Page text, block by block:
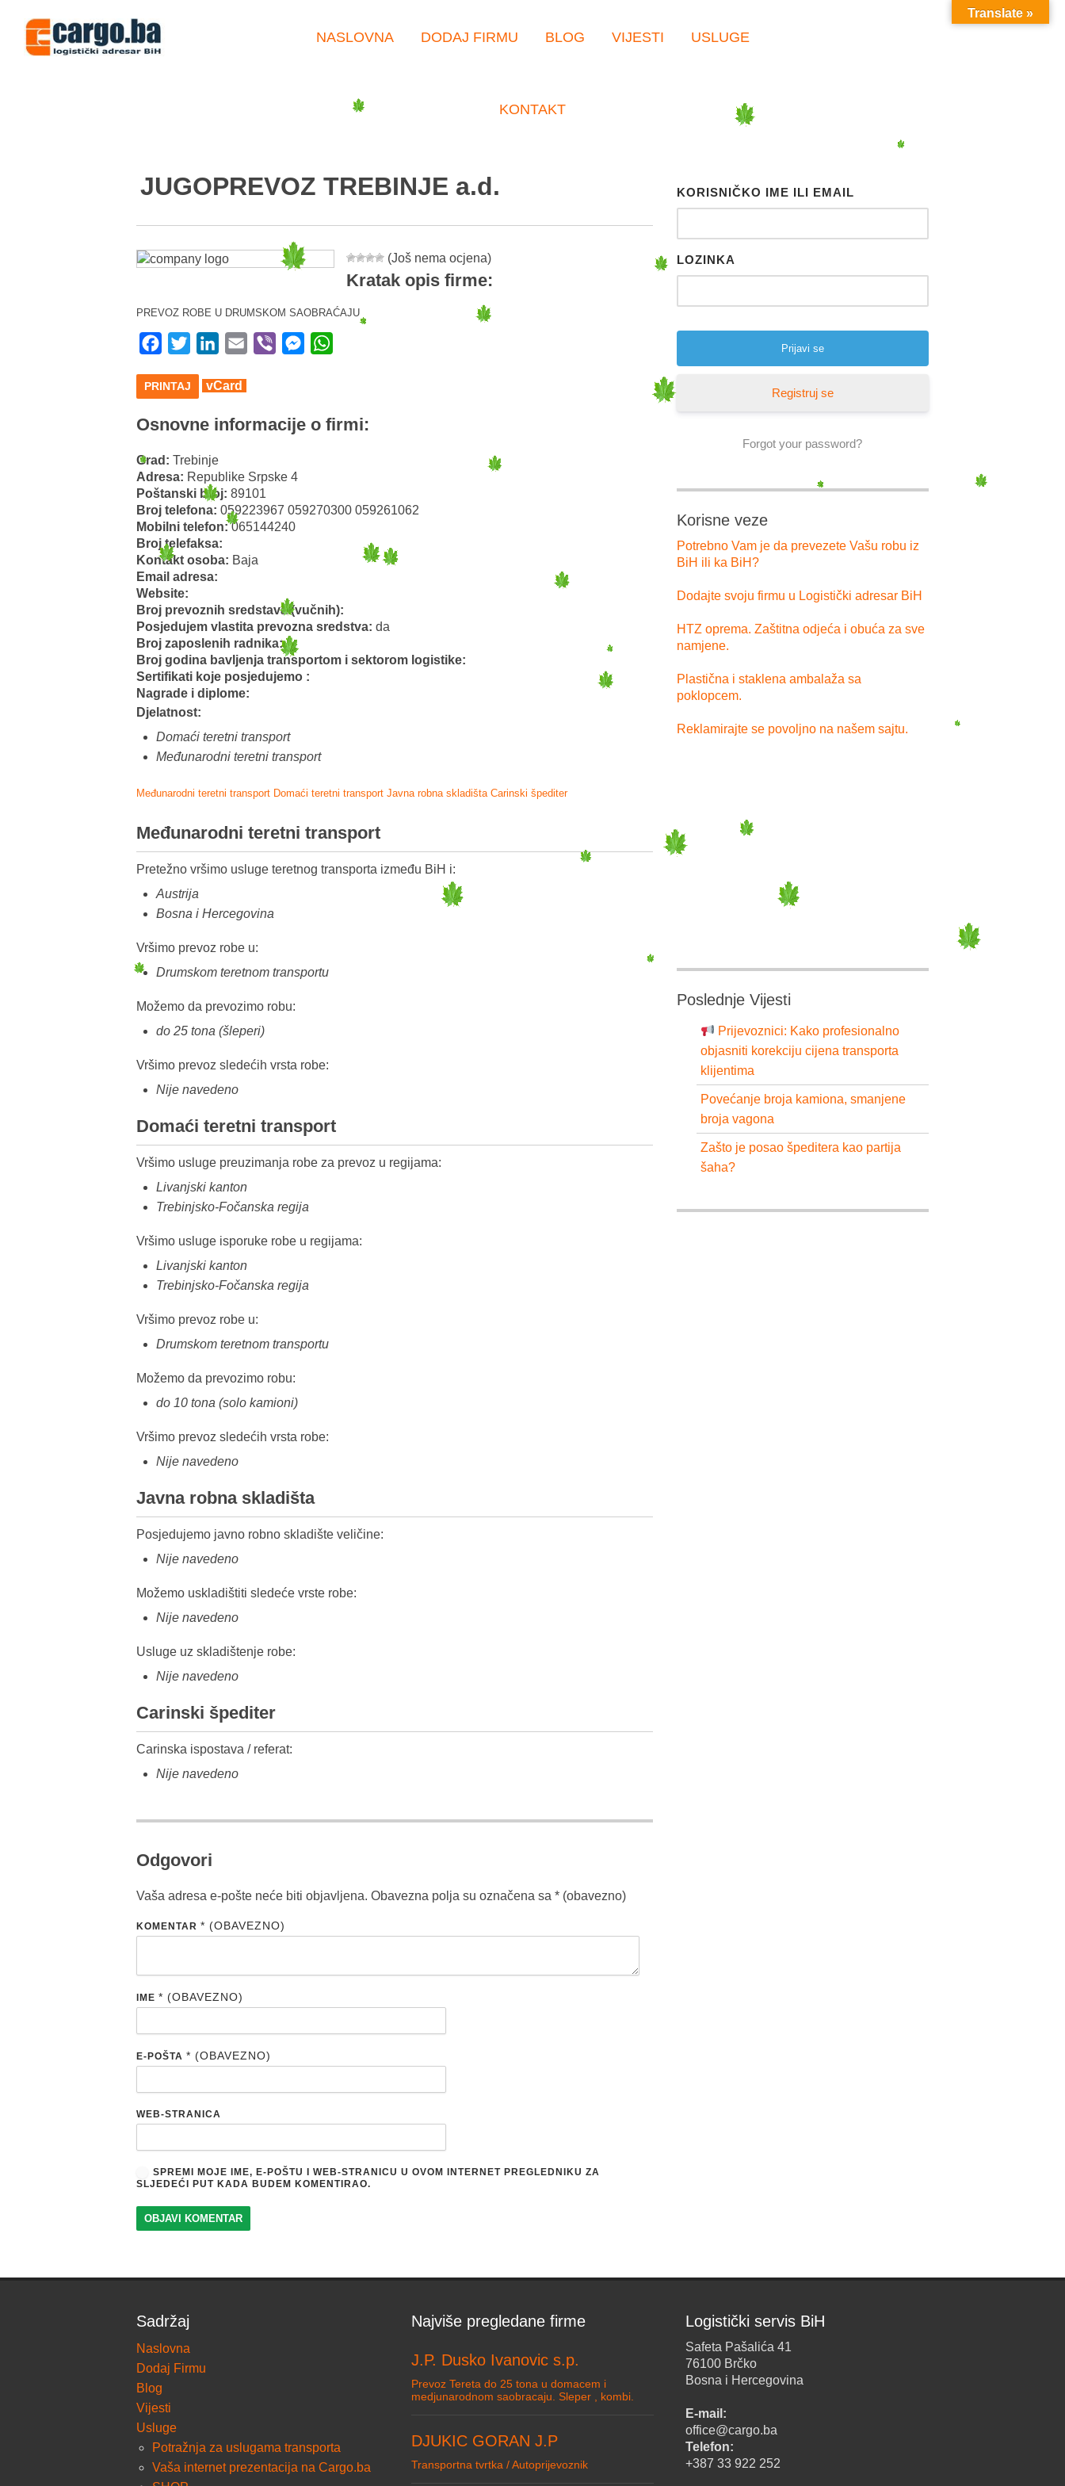
NASLOVNA DODAJ FIRMU BLOG VIJESTI USLUGE
KONTAKT
JUGOPREVOZ TREBINJE a.d.
(Još nema ocjena)
Kratak opis firme:
PREVOZ ROBE U DRUMSKOM SAOBRAĆAJU
Facebook
Twitter LinkedIn
Email Viber Messenger
PRINTAJ vCard
Osnovne informacije o firmi:
Grad: Trebinje
Adresa: Republike Srpske 4
Poštanski broj: 89101
Broj telefona: 059223967 059270300 059261062
Mobilni telefon:065144240
Broj telefaksa:
Kontakt osoba: Baja
Email adresa:
Website:
Broj prevoznih sredstava (vučnih):
Posjedujem vlastita prevozna sredstva: da
Broj zaposlenih radnika:
Broj godina bavljenja transportom i sektorom logistike:
Sertifikati koje posjedujemo :
Nagrade i diplome:
Djelatnost:
Domaći teretni transport
Međunarodni teretni transport
Međunarodni teretni transport Domaći teretni transport Javna robna skladišta Carinski špediter
Međunarodni teretni transport
Pretežno vršimo usluge teretnog transporta između BiH i:
Austrija
Bosna i Hercegovina
Vršimo prevoz robe u:
Drumskom teretnom transportu
Možemo da prevozimo robu:
do 25 tona (šleperi)
Vršimo prevoz sledećih vrsta robe:
Nije navedeno
Domaći teretni transport
Vršimo usluge preuzimanja robe za prevoz u regijama:
Livanjski kanton
Trebinjsko-Fočanska regija
Vršimo usluge isporuke robe u regijama:
Livanjski kanton
Trebinjsko-Fočanska regija
Vršimo prevoz robe u:
Drumskom teretnom transportu
Možemo da prevozimo robu:
do 10 tona (solo kamioni)
Vršimo prevoz sledećih vrsta robe:
Nije navedeno
Javna robna skladišta
Posjedujemo javno robno skladište veličine:
Nije navedeno
Možemo uskladištiti sledeće vrste robe:
Nije navedeno
Usluge uz skladištenje robe:
Nije navedeno
Carinski špediter
Carinska ispostava / referat:
Nije navedeno
Odgovori
Vaša adresa e-pošte neće biti objavljena. Obavezna polja su označena sa * (obavezno)
KOMENTAR * (OBAVEZNO)
IME * (OBAVEZNO)
E-POŠTA * (OBAVEZNO)
WEB-STRANICA
SPREMI MOJE IME, E-POŠTU I WEB-STRANICU U OVOM INTERNET PREGLEDNIKU ZA
SLJEDEĆI PUT KADA BUDEM KOMENTIRAO.
KORISNIČKO IME ILI EMAIL
LOZINKA
Registruj se
Forgot your password?
Korisne veze
Potrebno Vam je da prevezete Vašu robu iz
BiH ili ka BiH?
Dodajte svoju firmu u Logistički adresar BiH
HTZ oprema. Zaštitna odjeća i obuća za sve
namjene.
Plastična i staklena ambalaža sa
poklopcem.
Reklamirajte se povoljno na našem sajtu.
Poslednje Vijesti
Prijevoznici: Kako profesionalno
objasniti korekciju cijena transporta
klijentima
Povećanje broja kamiona, smanjene
broja vagona
Zašto je posao špeditera kao partija
šaha?
Sadržaj
Naslovna
Dodaj Firmu
Blog
Vijesti
Usluge
Potražnja za uslugama transporta
Vaša internet prezentacija na Cargo.ba
Najviše pregledane firme
J.P. Dusko Ivanovic s.p.
Prevoz Tereta do 25 tona u domacem i
medjunarodnom saobracaju. Sleper , kombi.
DJUKIC GORAN J.P
Transportna tvrtka / Autoprijevoznik
Logistički servis BiH
Safeta Pašalića 41
76100 Brčko
Bosna i Hercegovina
E-mail:
office@cargo.ba
Telefon:
+387 33 922 252
Translate »